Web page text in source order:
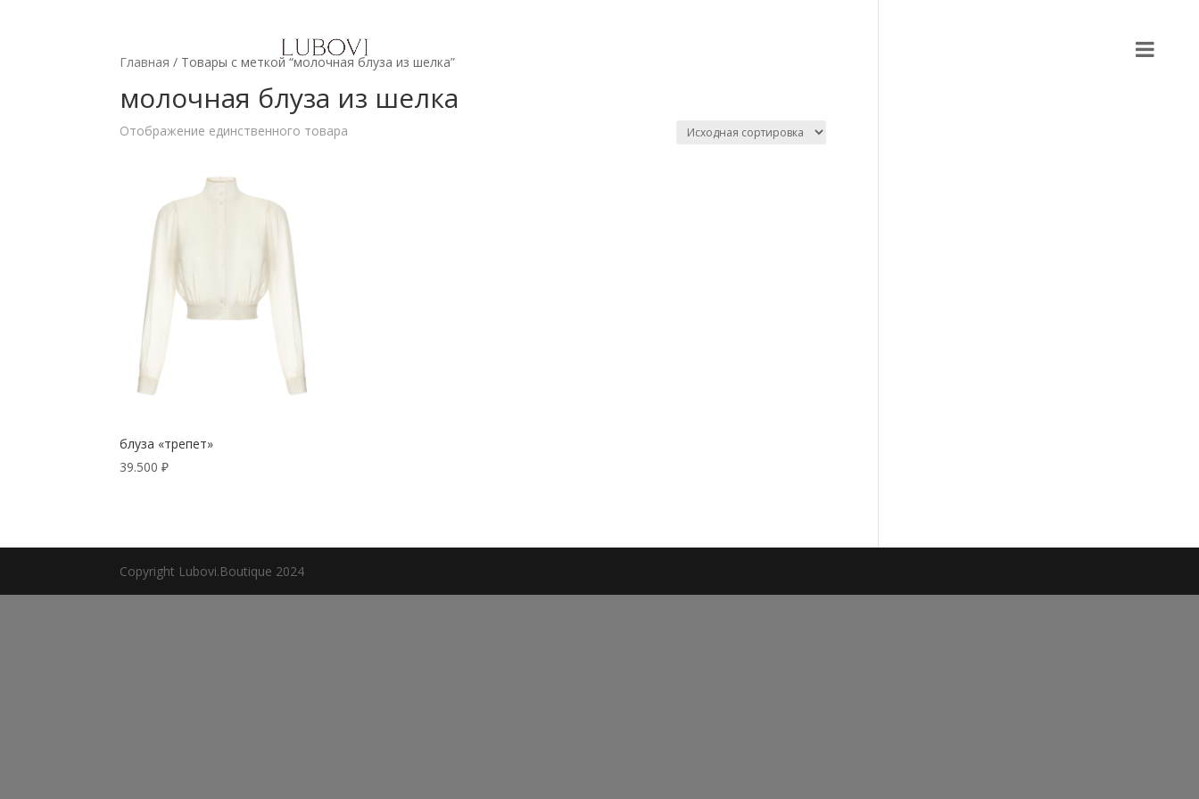
Главная / Товары с меткой “молочная блуза из шелка”
молочная блуза из шелка
Отображение единственного товара
блуза «трепет»
39.500₽
Copyright Lubovi.Boutique 2024